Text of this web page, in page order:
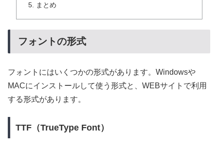
まとめ
フォントの形式
フォントにはいくつかの形式があります。Windowsや
MACにインストールして使う形式と、WEBサイトで利用
する形式があります。
TTF（TrueType Font）